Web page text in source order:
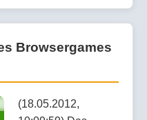
Browsergames
(18.05.2012,